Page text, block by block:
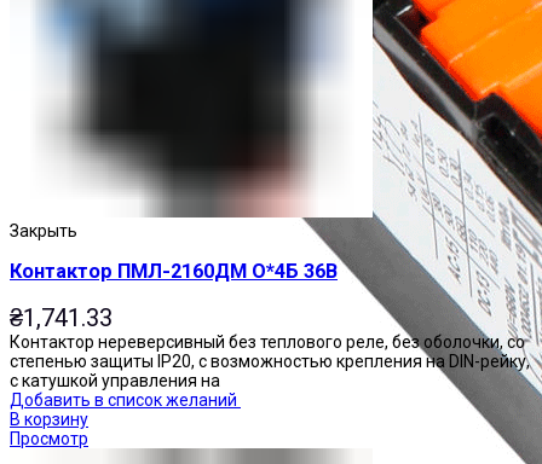
Закрыть
Контактор ПМЛ-2160ДМ О*4Б 36В
₴1,741.33
Контактор нереверсивный без теплового реле, без оболочки, со
степенью защиты IP20, с возможностью крепления на DIN-рейку,
с катушкой управления на
Добавить в список желаний
В корзину
Просмотр